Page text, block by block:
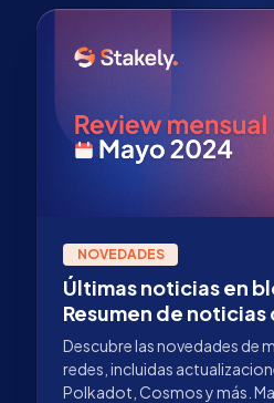
NOVEDADES
Últimas noticias en
Resumen de noticias
Descubre las novedades de
redes, incluidas
Polkadot, Cosmos y más.